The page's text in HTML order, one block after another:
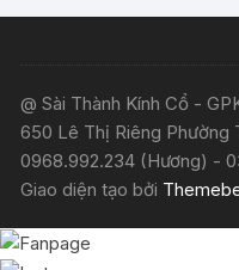
@ Sài Thành Kính Cổ -
650 Lê Thị Riêng Phường
0968.992.234 (Hương) -
Giao diện tạo bởi